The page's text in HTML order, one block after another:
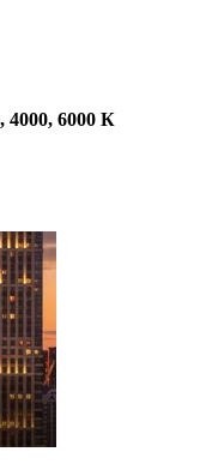
4000, 6000 К